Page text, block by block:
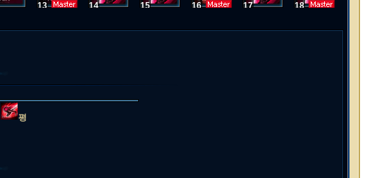
13 14 15 16 17
18
평